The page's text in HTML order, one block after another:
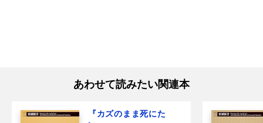
あわせて読みたい関連本
『カズのまま死にた